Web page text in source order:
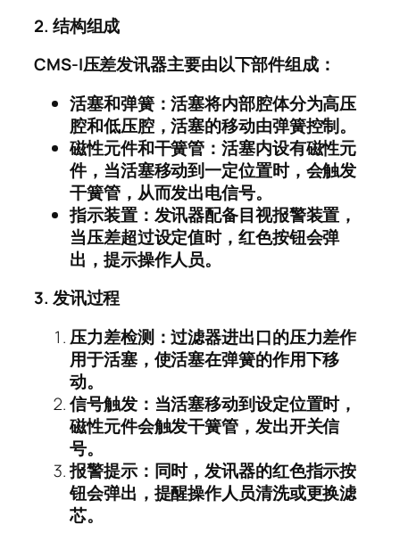
2. 结构组成
CMS-I压差发讯器主要由以下部件组成：
活塞和弹簧：活塞将内部腔体分为高压
腔和低压腔，活塞的移动由弹簧控制。
磁性元件和干簧管：活塞内设有磁性元
件，当活塞移动到一定位置时，会触发
干簧管，从而发出电信号。
指示装置：发讯器配备目视报警装置，
当压差超过设定值时，红色按钮会弹
出，提示操作人员。
3. 发讯过程
压力差检测：过滤器进出口的压力差作
用于活塞，使活塞在弹簧的作用下移
动。
信号触发：当活塞移动到设定位置时，
磁性元件会触发干簧管，发出开关信
号。
报警提示：同时，发讯器的红色指示按
钮会弹出，提醒操作人员清洗或更换滤
芯。